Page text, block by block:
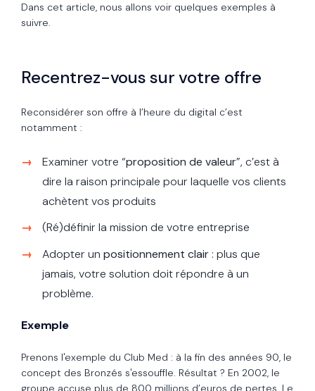
Dans cet article, nous allons voir quelques exemples à
suivre.
Recentrez-vous sur votre offre
Reconsidérer son offre à l’heure du digital c’est
notamment :
Examiner votre “proposition de valeur”, c’est à
dire la raison principale pour laquelle vos clients
achètent vos produits
(Ré)définir la mission de votre entreprise
Adopter un positionnement clair : plus que
jamais, votre solution doit répondre à un
problème.
Exemple
Prenons l'exemple du Club Med : à la fin des années 90, le
concept des Bronzés s'essouffle. Résultat ? En 2002, le
groupe accuse plus de 800 millions d’euros de pertes. Le